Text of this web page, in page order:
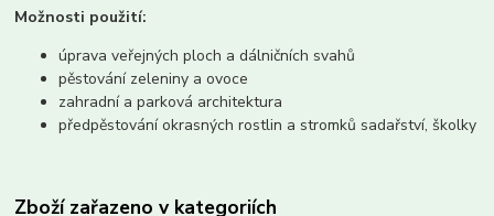
Možnosti použití:
úprava veřejných ploch a dálničních svahů
pěstování zeleniny a ovoce
zahradní a parková architektura
předpěstování okrasných rostlin a stromků sadařství, školky
Zboží zařazeno v kategoriích